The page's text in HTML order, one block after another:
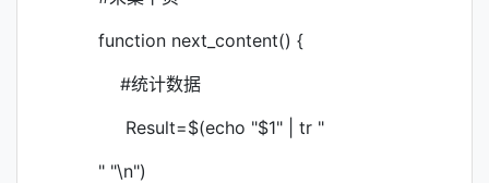
function next_content() {
#统计数据
Result=$(echo "$1" | tr "
" "\n")